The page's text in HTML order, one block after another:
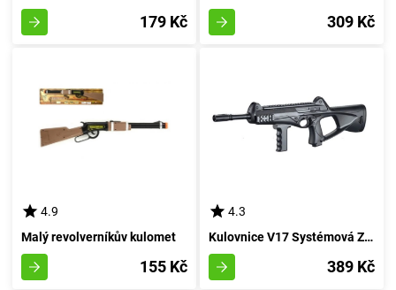
179 Kč 309 Kč
4.9
Malý revolverníkův kulomet
155 Kč
4.3
Kulovnice V17 Systémová Zbraň
389 Kč